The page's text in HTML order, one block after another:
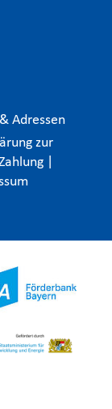
Adressen
zur